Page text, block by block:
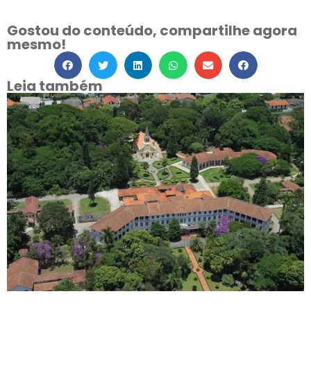
Gostou do conteúdo, compartilhe agora
mesmo!
Leia também